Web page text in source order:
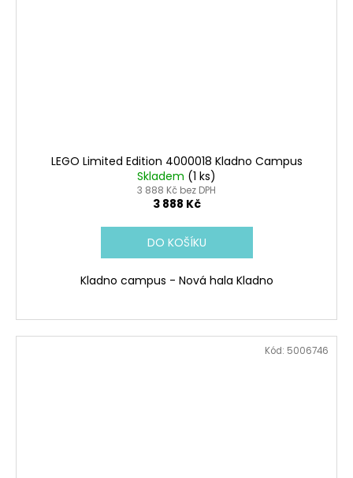
LEGO Limited Edition 4000018 Kladno Campus
Skladem (1 ks)
3 888 Kč bez DPH
3 888 Kč
DO KOŠÍKU
Kladno campus - Nová hala Kladno
Kód: 5006746